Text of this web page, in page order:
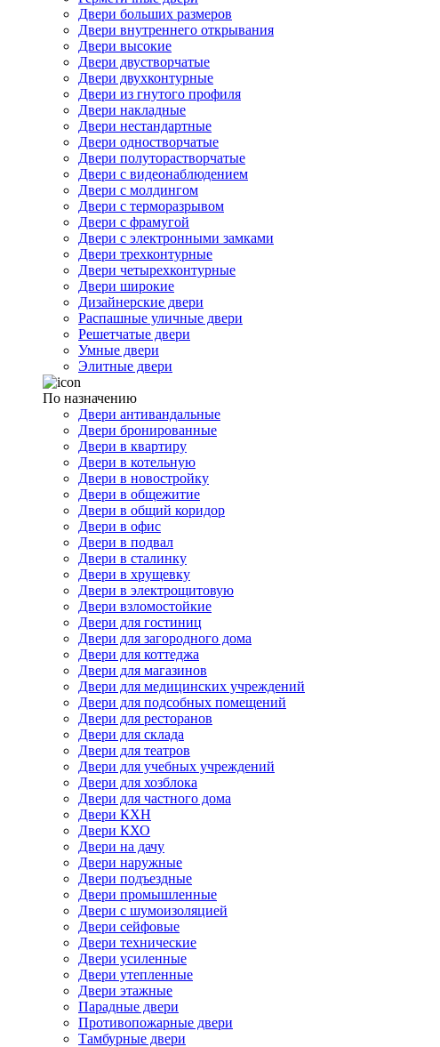
Двери больших размеров
Двери внутреннего открывания
Двери высокие
Двери двустворчатые
Двери двухконтурные
Двери из гнутого профиля
Двери накладные
Двери нестандартные
Двери одностворчатые
Двери полуторастворчатые
Двери с видеонаблюдением
Двери с молдингом
Двери с терморазрывом
Двери с фрамугой
Двери с электронными замками
Двери трехконтурные
Двери четырехконтурные
Двери широкие
Дизайнерские двери
Распашные уличные двери
Решетчатые двери
Умные двери
Элитные двери
По назначению
Двери антивандальные
Двери бронированные
Двери в квартиру
Двери в котельную
Двери в новостройку
Двери в общежитие
Двери в общий коридор
Двери в офис
Двери в подвал
Двери в сталинку
Двери в хрущевку
Двери в электрощитовую
Двери взломостойкие
Двери для гостиниц
Двери для загородного дома
Двери для коттеджа
Двери для магазинов
Двери для медицинских учреждений
Двери для подсобных помещений
Двери для ресторанов
Двери для склада
Двери для театров
Двери для учебных учреждений
Двери для хозблока
Двери для частного дома
Двери КХН
Двери КХО
Двери на дачу
Двери наружные
Двери подъездные
Двери промышленные
Двери с шумоизоляцией
Двери сейфовые
Двери технические
Двери усиленные
Двери утепленные
Двери этажные
Парадные двери
Противопожарные двери
Тамбурные двери